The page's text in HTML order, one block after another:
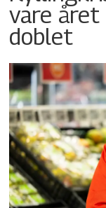
vare
doblet